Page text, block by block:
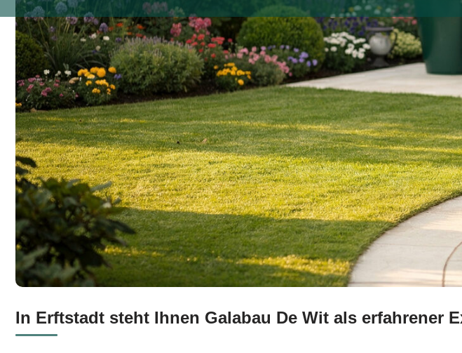
Testen Sie Gartenbau in Erftstadt bei ↗️Galabau De Wit sowie ✓Zaunbau,
In Erftstadt steht Ihnen Galabau De Wit als erfahrener